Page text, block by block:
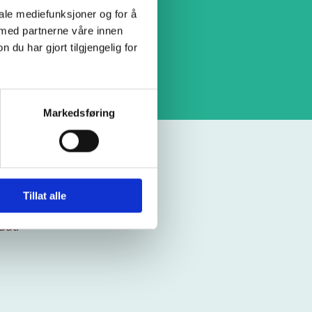
mediefunksjoner og for å
partnerne våre innen
du har gjort tilgjengelig for
Markedsføring
Tillat alle